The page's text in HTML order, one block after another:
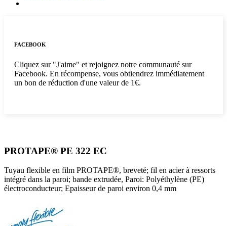
FACEBOOK
Cliquez sur "J'aime" et rejoignez notre communauté sur
Facebook. En récompense, vous obtiendrez immédiatement
un bon de réduction d'une valeur de 1€.
PROTAPE® PE 322 EC
Tuyau flexible en film PROTAPE®, breveté; fil en acier à ressorts
intégré dans la paroi; bande extrudée, Paroi: Polyéthylène (PE)
électroconducteur; Epaisseur de paroi environ 0,4 mm